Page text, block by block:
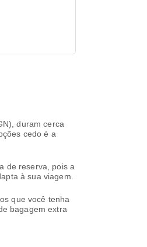
duram cerca
cedo é a
de reserva, pois a
à sua viagem.
que você tenha
bagagem extra